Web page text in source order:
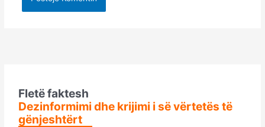
Fletë faktesh
Dezinformimi dhe krijimi i së vërtetës të
gënjeshtërt